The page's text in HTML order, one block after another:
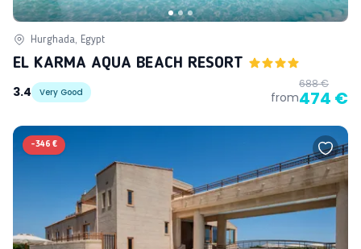
Hurghada, Egypt
EL KARMA AQUA BEACH RESORT
3.4
Very Good from
688 €
474 €
-346 €